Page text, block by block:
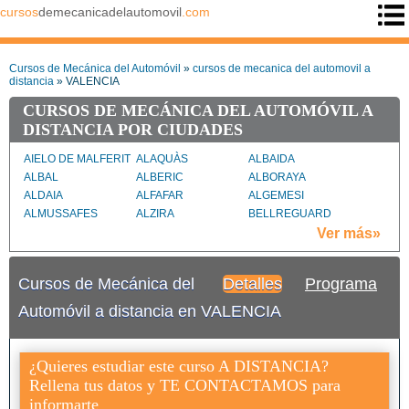
cursosdemecanicadelautomovil .com
Cursos de Mecánica del Automóvil » cursos de mecanica del automovil a
distancia » VALENCIA
CURSOS DE MECÁNICA DEL AUTOMÓVIL A
DISTANCIA POR CIUDADES
AIELO DE MALFERIT ALAQUÀS
ALBAIDA
ALBAL
ALBERIC
ALBORAYA
ALDAIA
ALFAFAR
ALGEMESI
ALMUSSAFES
ALZIRA
BELLREGUARD
BENIRREDRÀ
BETERA
BUÑOL
CARLET
CATADAU
CATARROJA
CHESTE
CHIVA
CULLERA
GODELLA
GUADASSUAR
LLIRIA
LLOMBAI
MANISES
MASSAMAGRELL
MISLATA
MONCADA
OLIVA
ONTINYENT
PAIPORTA
Ver más»
Detalles Programa
Cursos de Mecánica del
Automóvil a distancia en VALENCIA
¿Quieres estudiar este curso A DISTANCIA?
Rellena tus datos y TE CONTACTAMOS para
informarte